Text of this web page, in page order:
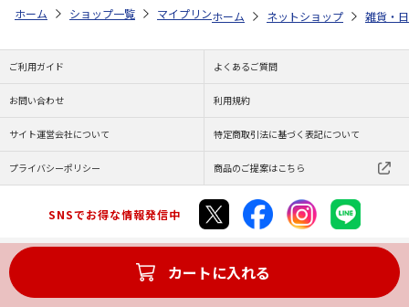
カートに入れる
ホーム ショップ一覧 マイプリント シルエットプレート【ゴール
ホーム ネットショップ 雑貨・
ご利用ガイド よくあるご質問
お問い合わせ 利用規約
サイト運営会社について 特定商取引法に基づく表記について
プライバシーポリシー 商品のご提案はこちら
SNSでお得な情報発信中